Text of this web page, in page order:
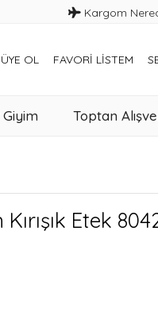
Kargom
ÜYE OL FAVORI LISTEM
Toptan
Etek